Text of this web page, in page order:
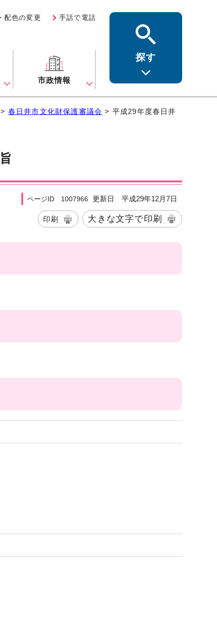
配色の変更 手話で電話
市政情報
探す
> 春日井市文化財保護審議会 > 平成29年度春日井
ページID 1007966 更新日 平成29年12月7日
印刷 大きな文字で印刷